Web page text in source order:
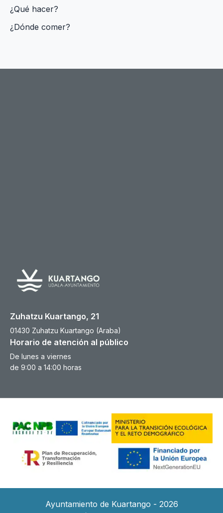
¿Qué hacer?
¿Dónde comer?
Zuhatzu Kuartango, 21
01430 Zuhatzu Kuartango (Araba)
Horario de atención al público
De lunes a viernes
de 9:00 a 14:00 horas
Ayuntamiento de Kuartango - 2026